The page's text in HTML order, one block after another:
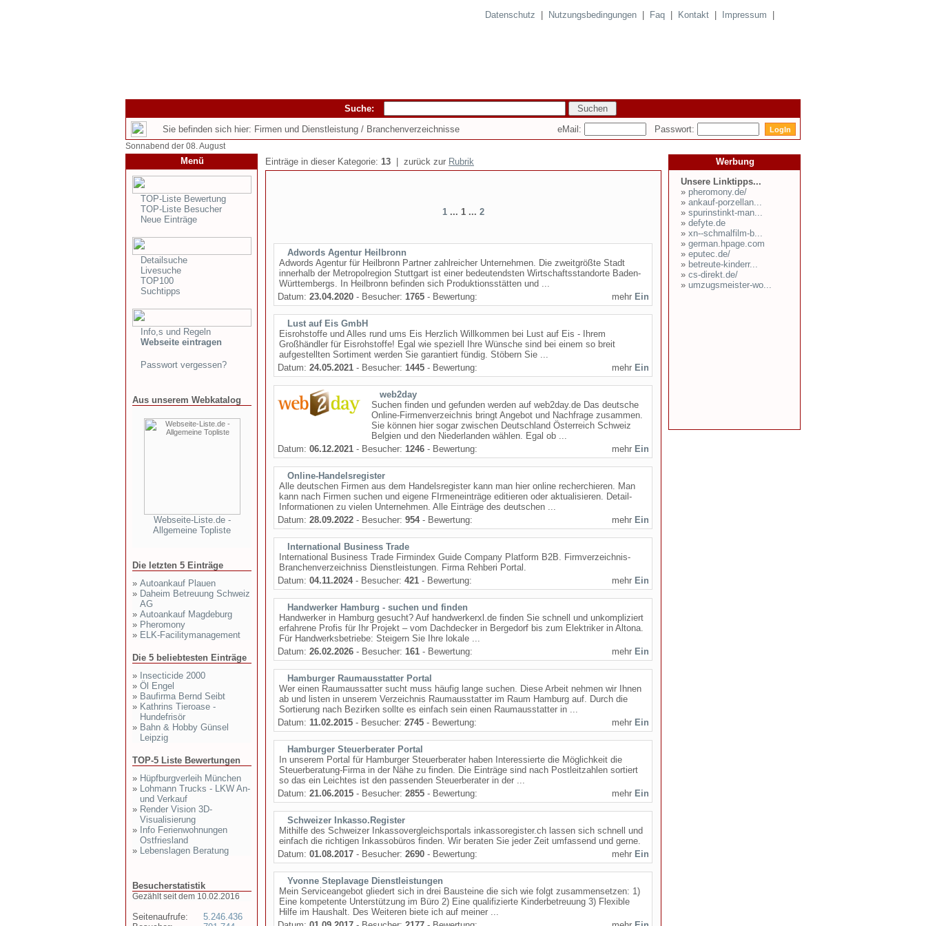
Datenschutz Nutzungsbedingungen Faq Kontakt Impressum
Suche:
Sie befinden sich hier: Firmen und Dienstleistung / Branchenverzeichnisse
eMail: Passwort:
Sonnabend der 08. August
Menü
TOP-Liste Bewertung
TOP-Liste Besucher
Neue Einträge
Detailsuche
Livesuche
TOP100
Suchtipps
Info,s und Regeln
Webseite eintragen
Passwort vergessen?
Aus unserem Webkatalog
Webseite-Liste.de -
Allgemeine Topliste
Die letzten 5 Einträge
» Autoankauf Plauen
» Daheim Betreuung Schweiz
AG
» Autoankauf Magdeburg
» Pheromony
» ELK-Facilitymanagement
Die 5 beliebtesten Einträge
» Insecticide 2000
» Öl Engel
» Baufirma Bernd Seibt
» Kathrins Tieroase -
Hundefrisör
» Bahn & Hobby Günsel
Leipzig
TOP-5 Liste Bewertungen
» Hüpfburgverleih München
» Lohmann Trucks - LKW An-
und Verkauf
» Render Vision 3D-
Visualisierung
» Info Ferienwohnungen
Ostfriesland
» Lebenslagen Beratung
Besucherstatistik
Gezählt seit dem 10.02.2016
Seitenaufrufe:
5.246.436
Einträge in dieser Kategorie: 13 | zurück zur Rubrik
1... 1 ... 2
Adwords Agentur Heilbronn
Adwords Agentur für Heilbronn Partner zahlreicher Unternehmen. Die zweitgrößte Stadt
innerhalb der Metropolregion Stuttgart ist einer bedeutendsten Wirtschaftsstandorte Baden-
Württembergs. In Heilbronn befinden sich Produktionsstätten und ...
Datum: 23.04.2020 - Besucher: 1765 - Bewertung: mehr
Lust auf Eis GmbH
Eisrohstoffe und Alles rund ums Eis Herzlich Willkommen bei Lust auf Eis - Ihrem
Großhändler für Eisrohstoffe! Egal wie speziell Ihre Wünsche sind bei einem so breit
aufgestellten Sortiment werden Sie garantiert fündig. Stöbern Sie ...
Datum: 24.05.2021 - Besucher: 1445 - Bewertung: mehr
web2day
Suchen finden und gefunden werden auf web2day.de Das deutsche
Online-Firmenverzeichnis bringt Angebot und Nachfrage zusammen.
Sie können hier sogar zwischen Deutschland Österreich Schweiz
Belgien und den Niederlanden wählen. Egal ob ...
Datum: 06.12.2021 - Besucher: 1246 - Bewertung: mehr
Online-Handelsregister
Alle deutschen Firmen aus dem Handelsregister kann man hier online recherchieren. Man
kann nach Firmen suchen und eigene FIrmeneinträge editieren oder aktualisieren. Detail-
Informationen zu vielen Unternehmen. Alle Einträge des deutschen ...
Datum: 28.09.2022 - Besucher: 954- Bewertung: mehr
International Business Trade
International Business Trade Firmindex Guide Company Platform B2B. Firmverzeichnis-
Branchenverzeichniss Dienstleistungen. Firma Rehberi Portal.
Datum: 04.11.2024- Besucher: 421 - Bewertung: mehr
Handwerker Hamburg - suchen und finden
Handwerker in Hamburg gesucht? Auf handwerkerxl.de finden Sie schnell und unkompliziert
erfahrene Profis für Ihr Projekt – vom Dachdecker in Bergedorf bis zum Elektriker in Altona.
Für Handwerksbetriebe: Steigern Sie Ihre lokale ...
Datum: 26.02.2026 - Besucher: 161 - Bewertung: mehr
Hamburger Raumausstatter Portal
Wer einen Raumaussatter sucht muss häufig lange suchen. Diese Arbeit nehmen wir Ihnen
ab und listen in unserem Verzeichnis Raumausstatter im Raum Hamburg auf. Durch die
Sortierung nach Bezirken sollte es einfach sein einen Raumausstatter in ...
Datum: 11.02.2015 - Besucher: 2745 - Bewertung: mehr
Hamburger Steuerberater Portal
In unserem Portal für Hamburger Steuerberater haben Interessierte die Möglichkeit die
Steuerberatung-Firma in der Nähe zu finden. Die Einträge sind nach Postleitzahlen sortiert
so das ein Leichtes ist den passenden Steuerberater in der ...
Datum: 21.06.2015 - Besucher: 2855 - Bewertung: mehr
Schweizer Inkasso.Register
Mithilfe des Schweizer Inkassovergleichsportals inkassoregister.ch lassen sich schnell und
einfach die richtigen Inkassobüros finden. Wir beraten Sie jeder Zeit umfassend und gerne.
Datum: 01.08.2017 - Besucher: 2690 - Bewertung: mehr
Yvonne Steplavage Dienstleistungen
Mein Serviceangebot gliedert sich in drei Bausteine die sich wie folgt zusammensetzen: 1)
Eine kompetente Unterstützung im Büro 2) Eine qualifizierte Kinderbetreuung 3) Flexible
Hilfe im Haushalt. Des Weiteren biete ich auf meiner ...
Werbung
Unsere Linktipps...
» pheromony.de/
» ankauf-porzellan...
» spurinstinkt-man...
» defyte.de
» xn--schmalfilm-b...
» german.hpage.com
» eputec.de/
» betreute-kinderr...
» cs-direkt.de/
» umzugsmeister-wo...